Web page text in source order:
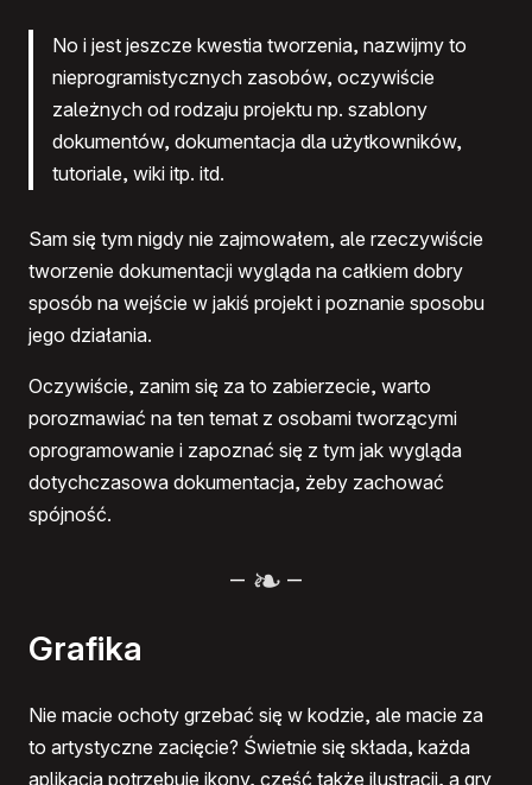
No i jest jeszcze kwestia tworzenia, nazwijmy to
nieprogramistycznych zasobów, oczywiście
zależnych od rodzaju projektu np. szablony
dokumentów, dokumentacja dla użytkowników,
tutoriale, wiki itp. itd.
Sam się tym nigdy nie zajmowałem, ale rzeczywiście
tworzenie dokumentacji wygląda na całkiem dobry
sposób na wejście w jakiś projekt i poznanie sposobu
jego działania.
Oczywiście, zanim się za to zabierzecie, warto
porozmawiać na ten temat z osobami tworzącymi
oprogramowanie i zapoznać się z tym jak wygląda
dotychczasowa dokumentacja, żeby zachować
spójność.
– –
Grafika
Nie macie ochoty grzebać się w kodzie, ale macie za
to artystyczne zacięcie? Świetnie się składa, każda
aplikacja potrzebuje ikony, część także ilustracji, a gry